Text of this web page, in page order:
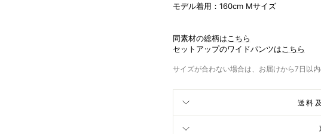
モデル着用：160cm Mサイズ
同素材の総柄は こちら
セットアップのワイドパンツは こちら
サイズが合わない場合は、お届けから7日以
送料